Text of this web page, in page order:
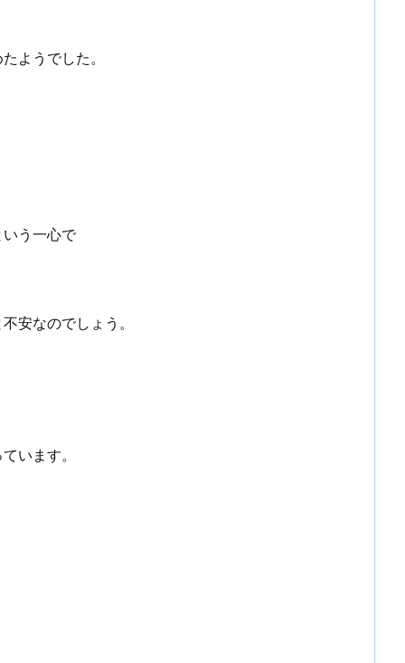
ようでした。
う一心で
安なのでしょう。
います。